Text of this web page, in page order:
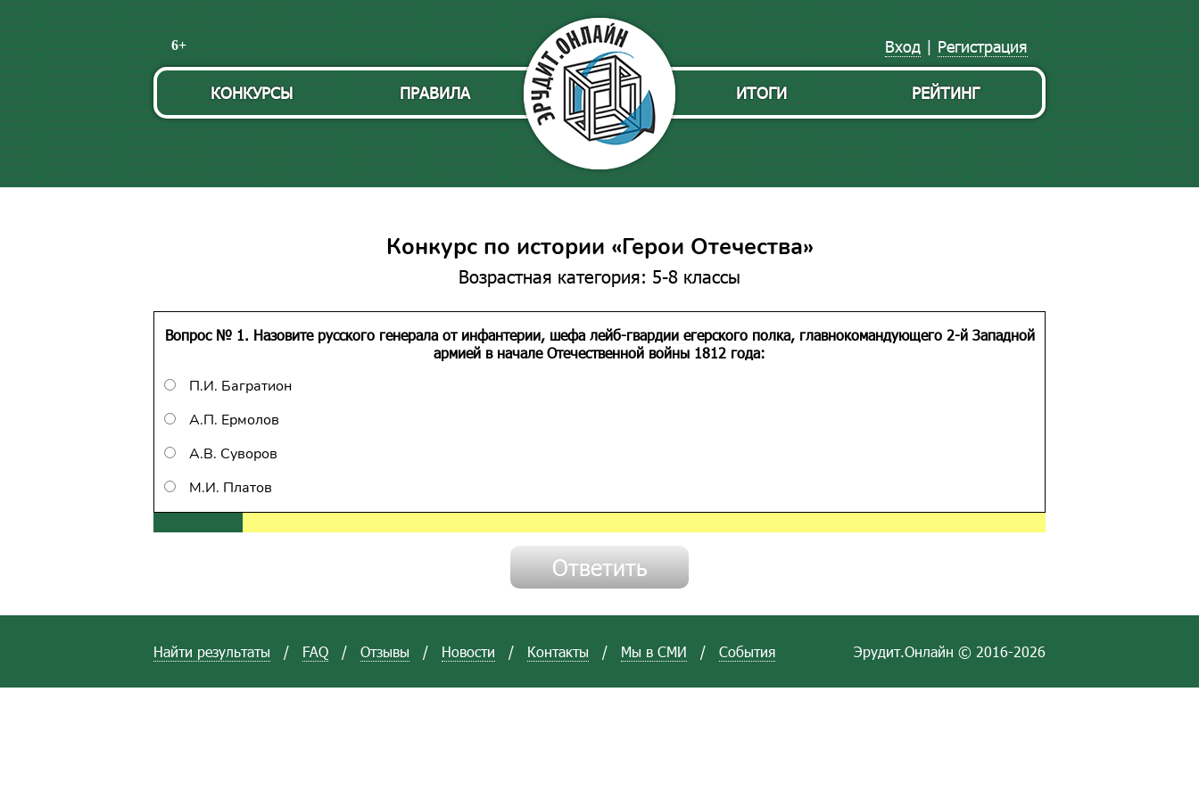
6+
Пропустить
навигацию
Регистрация
|
Вход
КОНКУРСЫ ПРАВИЛА РЕЙТИНГ
ИТОГИ
Конкурс по истории «Герои Отечества»
Возрастная категория: 5-8 классы
Вопрос № 1. Назовите русского генерала от инфантерии, шефа лейб-гвардии егерского полка, главнокомандующего 2-й Западной
армией в начале Отечественной войны 1812 года:
П.И. Багратион
А.П. Ермолов
А.В. Суворов
М.И. Платов
Найти результаты / FAQ / Отзывы / Новости / Контакты / Мы в СМИ / События Эрудит.Онлайн © 2016-2026